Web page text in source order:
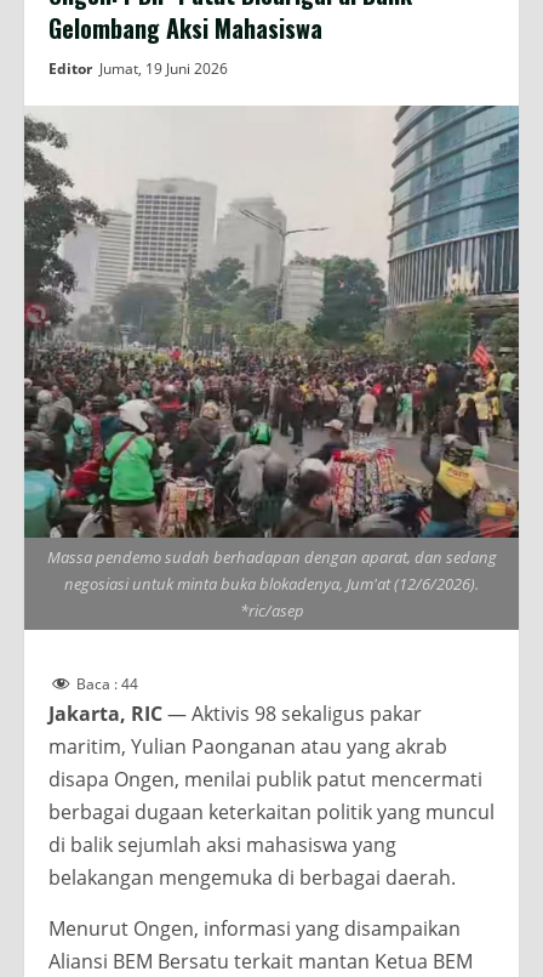
Gelombang Aksi Mahasiswa
Editor Jumat, 19 Juni 2026
Massa pendemo sudah berhadapan dengan aparat, dan sedang
negosiasi untuk minta buka blokadenya, Jum'at (12/6/2026).
*ric/asep
Baca :44
Jakarta, RIC— Aktivis 98 sekaligus pakar
maritim, Yulian Paonganan atau yang akrab
disapa Ongen, menilai publik patut mencermati
berbagai dugaan keterkaitan politik yang muncul
di balik sejumlah aksi mahasiswa yang
belakangan mengemuka di berbagai daerah.
Menurut Ongen, informasi yang disampaikan
Aliansi BEM Bersatu terkait mantan Ketua BEM